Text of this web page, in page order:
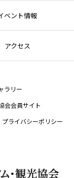
ベント情報
アクセス
ラリー
会会員サイト
プライバシーポリシー